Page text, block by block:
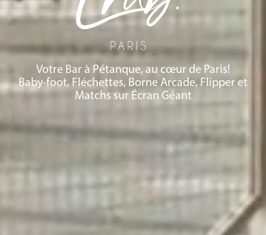
Votre Bar à Pétanque, au cœur de Paris!
Baby-foot, Fléchettes, Borne Arcade, Flipper et
Matchs sur Écran Géant